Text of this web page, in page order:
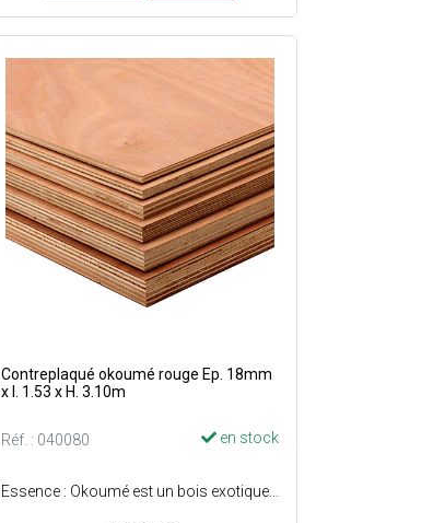
Contreplaqué okoumé rouge Ep. 18mm
x l. 1.53 x H. 3.10m
Réf. : 040080 en stock